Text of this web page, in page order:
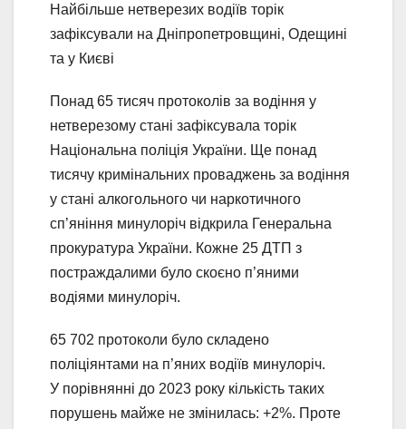
Найбільше нетверезих водіїв торік
зафіксували на Дніпропетровщині, Одещині
та у Києві
Понад 65 тисяч протоколів за водіння у
нетверезому стані зафіксувала торік
Національна поліція України. Ще понад
тисячу кримінальних проваджень за водіння
у стані алкогольного чи наркотичного
сп’яніння минулоріч відкрила Генеральна
прокуратура України. Кожне 25 ДТП з
постраждалими було скоєно п’яними
водіями минулоріч.
65 702 протоколи було складено
поліціянтами на п’яних водіїв минулоріч.
У порівнянні до 2023 року кількість таких
порушень майже не змінилась: +2%. Проте